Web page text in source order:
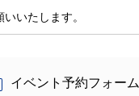
いたします。
イベント予約フォーム